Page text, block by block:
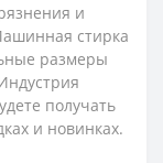
и
стирка
размеры
получать
и новинках.